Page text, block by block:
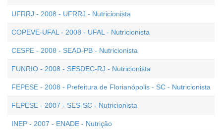
UFRRJ - 2008 - UFRRJ - Nutricionista
COPEVE-UFAL - 2008 - UFAL - Nutricionista
CESPE - 2008 - SEAD-PB - Nutricionista
FUNRIO - 2008 - SESDEC-RJ - Nutricionista
FEPESE - 2008 - Prefeitura de Florianópolis - SC - Nutricionista
FEPESE - 2007 - SES-SC - Nutricionista
INEP - 2007 - ENADE - Nutrição